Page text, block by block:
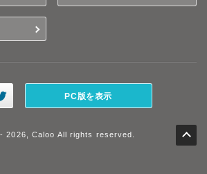
PC版を表示
2026, Caloo All rights reserved.